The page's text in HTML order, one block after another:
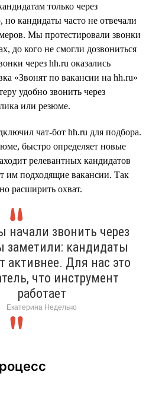
только через
кандидаты часто не отвечали
Мы протестировали звонки
до кого не смогли дозвониться
через hh.ru оказались
«Звонят по вакансии на hh.ru»
удобно звонить через
или резюме.
чат-бот hh.ru для подбора.
быстро определяет новые
релевантных кандидатов
им подходящие вакансии. Так
расширить охват.
начали звонить через
заметили: кандидаты
активнее. Для нас это
что инструмент
работает
Екатерина Недельчо